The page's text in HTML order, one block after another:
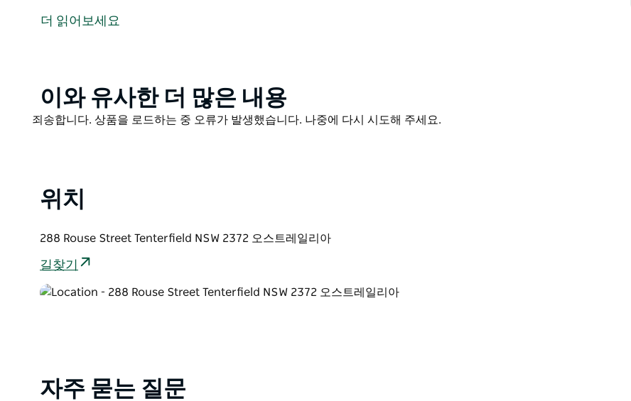
박 시설과 아름다운 식사 경험을 제공하면서 유산과 고풍스러운 매력을 유지하고 있습니다.
뒤쪽 데크와 잔디가 깔린 비어 가든은 서쪽 언덕 위로 일몰을 감상하기에 이상적입니다.
욕용 데크 비어 가든 및 8개의 고급 객실로 구성되어 있습니다.
더 읽어보세요
Product
List
이와 유사한 더 많은 내용
Product
죄송합니다. 상품을 로드하는 중 오류가 발생했습니다. 나중에 다시 시도해 주세요.
위치
288 Rouse Street Tenterfield NSW 2372 오스트레일리아
길찾기
자주 묻는 질문